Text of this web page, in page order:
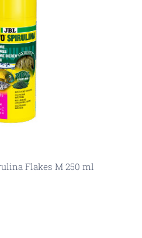
Flakes M 250 ml
Flakes M 250 ml